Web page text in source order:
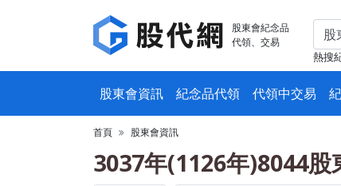
股東會紀念品
代領、交易
熱搜
股東會資訊 紀念品代領 代領中交易
首頁 股東會資訊
3037年(1126年)8044股